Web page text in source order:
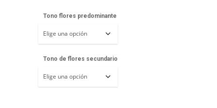
Tono flores predominante
Tono de flores secundario